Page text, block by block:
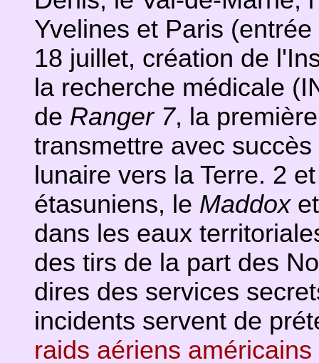
Yvelines et Paris
18 juillet, création de
la recherche médicale
de Ranger 7, la
transmettre avec
lunaire vers la Terre. 2
étasuniens, le Maddox
dans les eaux
des tirs de la part des
dires des services
incidents servent de
raids aériens